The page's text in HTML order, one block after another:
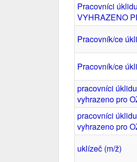
Pracovníci
VYHRAZENO
Pracovník/ce
Pracovník/ce
pracovníci
vyhrazeno pro
pracovníci
vyhrazeno pro
uklízeč (m/ž)